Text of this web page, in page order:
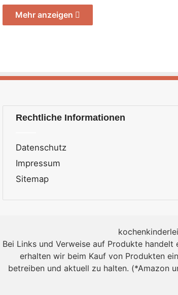
Mehr anzeigen
Rechtliche Informationen
Datenschutz
Impressum
Sitemap
Bei Links und Verweise auf Produkte
erhalten wir beim Kauf von Produkten
betreiben und aktuell zu halten. (*Amazon